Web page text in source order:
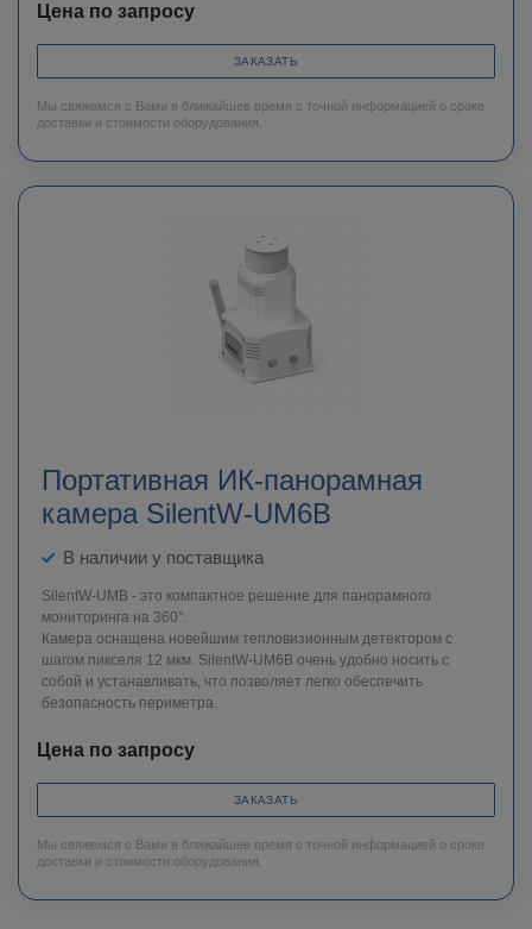
Цена по запросу
ЗАКАЗАТЬ
Мы свяжемся с Вами в ближайшее время с точной информацией о сроке
доставки и стоимости оборудования.
Портативная ИК-панорамная
камера SilentW-UM6B
В наличии у поставщика
SilentW-UMB - это компактное решение для панорамного
мониторинга на 360°.
Камера оснащена новейшим тепловизионным детектором с
шагом пикселя 12 мкм. SilentW-UM6B очень удобно носить с
собой и устанавливать, что позволяет легко обеспечить
безопасность периметра.
Цена по запросу
ЗАКАЗАТЬ
Мы свяжемся с Вами в ближайшее время с точной информацией о сроке
доставки и стоимости оборудования.